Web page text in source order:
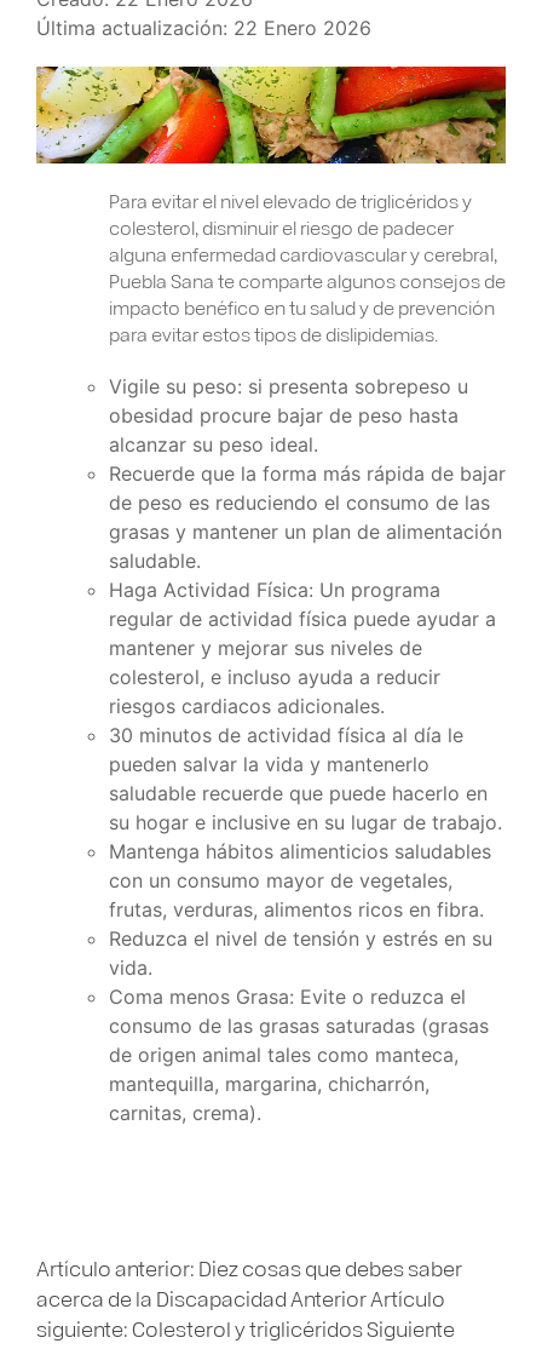
Última actualización: 22 Enero 2026
Para evitar el nivel elevado de triglicéridos y
colesterol, disminuir el riesgo de padecer
alguna enfermedad cardiovascular y cerebral,
Puebla Sana te comparte algunos consejos de
impacto benéfico en tu salud y de prevención
para evitar estos tipos de dislipidemias.
Vigile su peso: si presenta sobrepeso u
obesidad procure bajar de peso hasta
alcanzar su peso ideal.
Recuerde que la forma más rápida de bajar
de peso es reduciendo el consumo de las
grasas y mantener un plan de alimentación
saludable.
Haga Actividad Física: Un programa
regular de actividad física puede ayudar a
mantener y mejorar sus niveles de
colesterol, e incluso ayuda a reducir
riesgos cardiacos adicionales.
30 minutos de actividad física al día le
pueden salvar la vida y mantenerlo
saludable recuerde que puede hacerlo en
su hogar e inclusive en su lugar de trabajo.
Mantenga hábitos alimenticios saludables
con un consumo mayor de vegetales,
frutas, verduras, alimentos ricos en fibra.
Reduzca el nivel de tensión y estrés en su
vida.
Coma menos Grasa: Evite o reduzca el
consumo de las grasas saturadas (grasas
de origen animal tales como manteca,
mantequilla, margarina, chicharrón,
carnitas, crema).
Artículo anterior: Diez cosas que debes saber
acerca de la Discapacidad AnteriorArtículo
siguiente: Colesterol y triglicéridosSiguiente